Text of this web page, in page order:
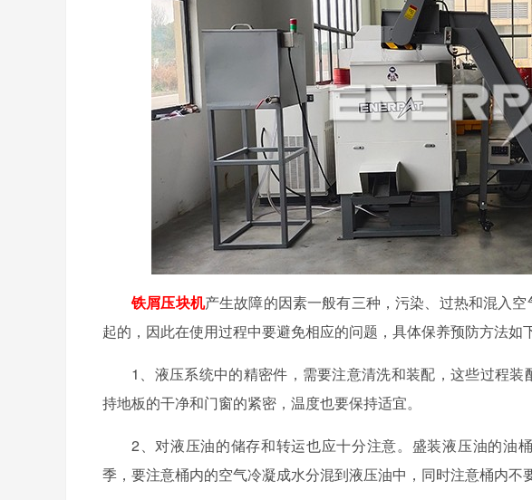
铁屑压块机产生故障的因素一般有三种，污染、过热和混入
起的，因此在使用过程中要避免相应的问题，具体保养预防方法如
1、液压系统中的精密件，需要注意清洗和装配，这些过程
持地板的干净和门窗的紧密，温度也要保持适宜。
2、对液压油的储存和转运也应十分注意。盛装液压油的油
季，要注意桶内的空气冷凝成水分混到液压油中，同时注意桶内不